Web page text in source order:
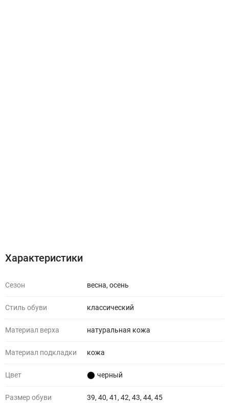
Характеристики
Сезон весна, осень
Стиль обуви классический
Материал верха натуральная кожа
Материал подкладки кожа
Цвет черный
Размер обуви 39, 40, 41, 42, 43, 44, 45